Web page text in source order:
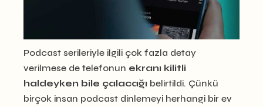
Podcast serileriyle ilgili çok fazla detay
verilmese de telefonun ekranı kilitli
haldeyken bile çalacağı belirtildi. Çünkü
birçok insan podcast dinlemeyi herhangi bir ev